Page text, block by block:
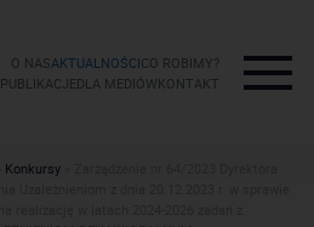
O NASAKTUALNOŚCICO ROBIMY?
PUBLIKACJEDLA MEDIÓWKONTAKT
Konkursy»